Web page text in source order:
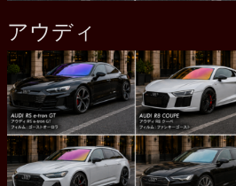
アウディ